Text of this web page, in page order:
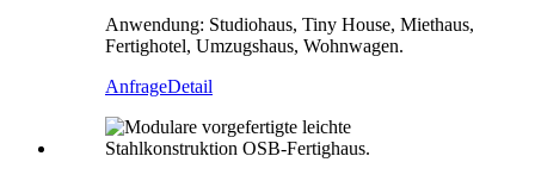
Anwendung: Studiohaus, Tiny House, Miethaus,
Fertighotel, Umzugshaus, Wohnwagen.
AnfrageDetail